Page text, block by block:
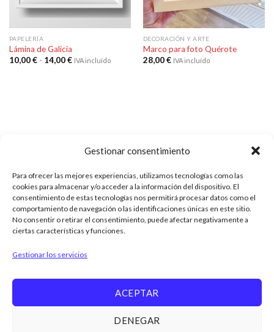
Gestionar consentimiento
Para ofrecer las mejores experiencias, utilizamos tecnologías como las
cookies para almacenar y/o acceder a la información del dispositivo. El
consentimiento de estas tecnologías nos permitirá procesar datos como el
comportamiento de navegación o las identificaciones únicas en este sitio.
No consentir o retirar el consentimiento, puede afectar negativamente a
ciertas características y funciones.
Gestionar los servicios
ACEPTAR
DENEGAR
PAPELERÍA
Lámina de Galicia
10,00€ - 14,00€Rango
IVA incluído
DECORACIÓN Y ARTE
Marco para foto Quérote
28,00€ IVA incluído
ENVÍOS
Tarifa plana de 6€ a toda España